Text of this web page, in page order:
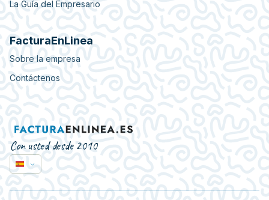
La Guía del Empresario
FacturaEnLinea
Sobre la empresa
Contáctenos
Con usted desde 2010